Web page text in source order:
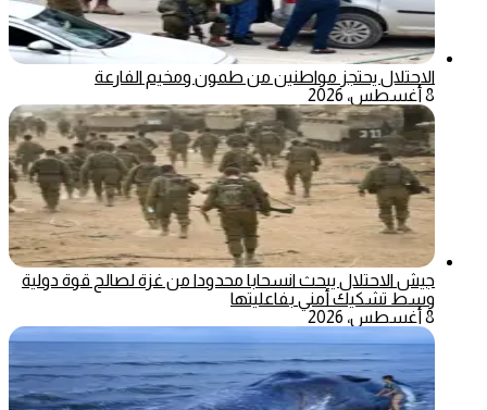
الاحتلال يحتجز مواطنين من طمون ومخيم الفارعة
8 أغسطس، 2026
جيش الاحتلال يبحث انسحابا محدودا من غزة لصالح قوة دولية
وسط تشكيك أمني بفاعليتها
8 أغسطس، 2026